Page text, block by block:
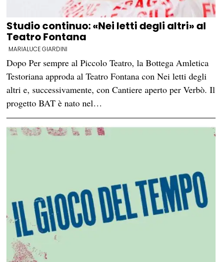
Studio continuo: «Nei letti degli altri» al
Teatro Fontana
MARIALUCE GIARDINI
Dopo Per sempre al Piccolo Teatro, la Bottega Amletica
Testoriana approda al Teatro Fontana con Nei letti degli
altri e, successivamente, con Cantiere aperto per Verbò. Il
progetto BAT è nato nel…